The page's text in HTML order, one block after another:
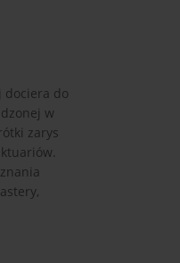
dociera do
w
zarys